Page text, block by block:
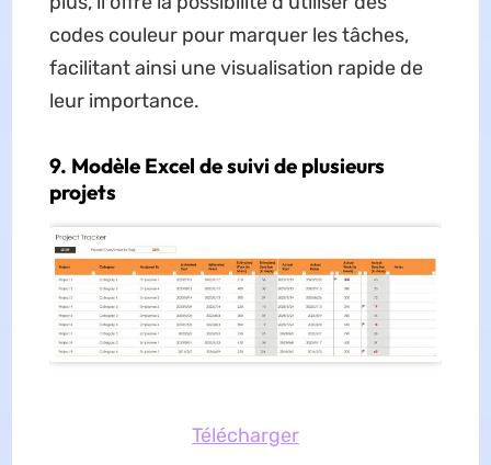
codes couleur pour marquer les tâches,
facilitant ainsi une visualisation rapide de
leur importance.
9. Modèle Excel de suivi de plusieurs
projets
Télécharger